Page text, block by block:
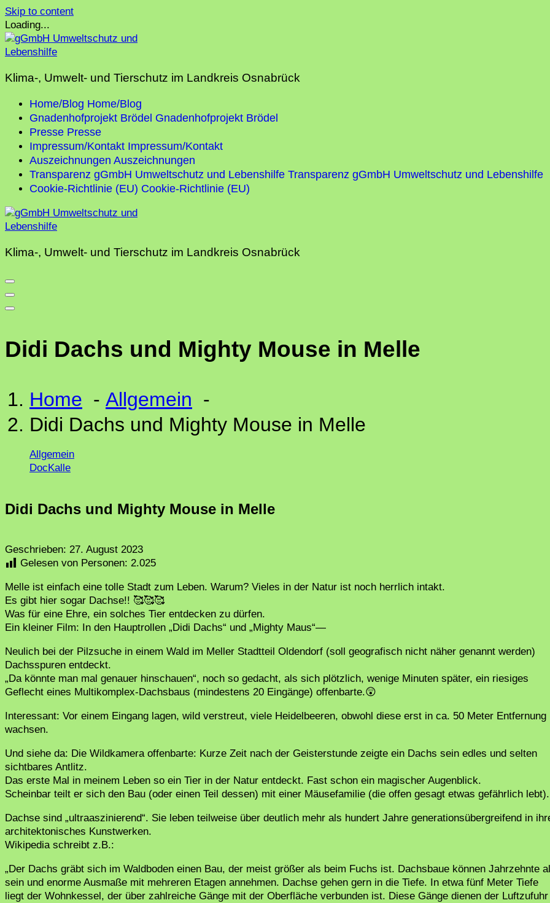
Skip to content
Loading...
Klima-, Umwelt- und Tierschutz im Landkreis Osnabrück
Home/Blog Home/Blog
Gnadenhofprojekt Brödel Gnadenhofprojekt Brödel
Presse Presse
Impressum/Kontakt Impressum/Kontakt
Auszeichnungen Auszeichnungen
Transparenz gGmbH Umweltschutz und Lebenshilfe Transparenz gGmbH Umweltschutz und Lebenshilfe
Cookie-Richtlinie (EU) Cookie-Richtlinie (EU)
Klima-, Umwelt- und Tierschutz im Landkreis Osnabrück
Didi Dachs und Mighty Mouse in Melle
Home - Allgemein -
Didi Dachs und Mighty Mouse in Melle
Allgemein
DocKalle
Didi Dachs und Mighty Mouse in Melle
Geschrieben: 27. August 2023
Gelesen von Personen: 2.025
Melle ist einfach eine tolle Stadt zum Leben. Warum? Vieles in der Natur ist noch herrlich intakt.
Es gibt hier sogar Dachse!! 🥰🥰🥰
Was für eine Ehre, ein solches Tier entdecken zu dürfen.
Ein kleiner Film: In den Hauptrollen „Didi Dachs“ und „Mighty Maus“—
Neulich bei der Pilzsuche in einem Wald im Meller Stadtteil Oldendorf (soll geografisch nicht näher genannt werden)
Dachsspuren entdeckt.
„Da könnte man mal genauer hinschauen“, noch so gedacht, als sich plötzlich, wenige Minuten später, ein riesiges
Geflecht eines Multikomplex-Dachsbaus (mindestens 20 Eingänge) offenbarte.😲
Interessant: Vor einem Eingang lagen, wild verstreut, viele Heidelbeeren, obwohl diese erst in ca. 50 Meter Entfernung
wachsen.
Und siehe da: Die Wildkamera offenbarte: Kurze Zeit nach der Geisterstunde zeigte ein Dachs sein edles und selten
sichtbares Antlitz.
Das erste Mal in meinem Leben so ein Tier in der Natur entdeckt. Fast schon ein magischer Augenblick.
Scheinbar teilt er sich den Bau (oder einen Teil dessen) mit einer Mäusefamilie (die offen gesagt etwas gefährlich lebt).
Dachse sind „ultraaszinierend“. Sie leben teilweise über deutlich mehr als hundert Jahre generationsübergreifend in
architektonisches Kunstwerken.
Wikipedia schreibt z.B.:
„Der Dachs gräbt sich im Waldboden einen Bau, der meist größer als beim Fuchs ist. Dachsbaue können Jahrzehnte
sein und enorme Ausmaße mit mehreren Etagen annehmen. Dachse gehen gern in die Tiefe. In etwa fünf Meter Tiefe
liegt der Wohnkessel, der über zahlreiche Gänge mit der Oberfläche verbunden ist. Diese Gänge dienen der Luftzufuhr